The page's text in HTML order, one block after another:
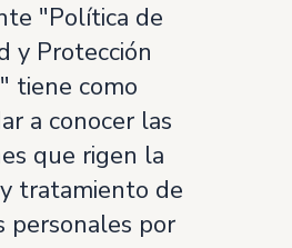
"Política de
y Protección
tiene como
a conocer las
que rigen la
tratamiento de
personales por